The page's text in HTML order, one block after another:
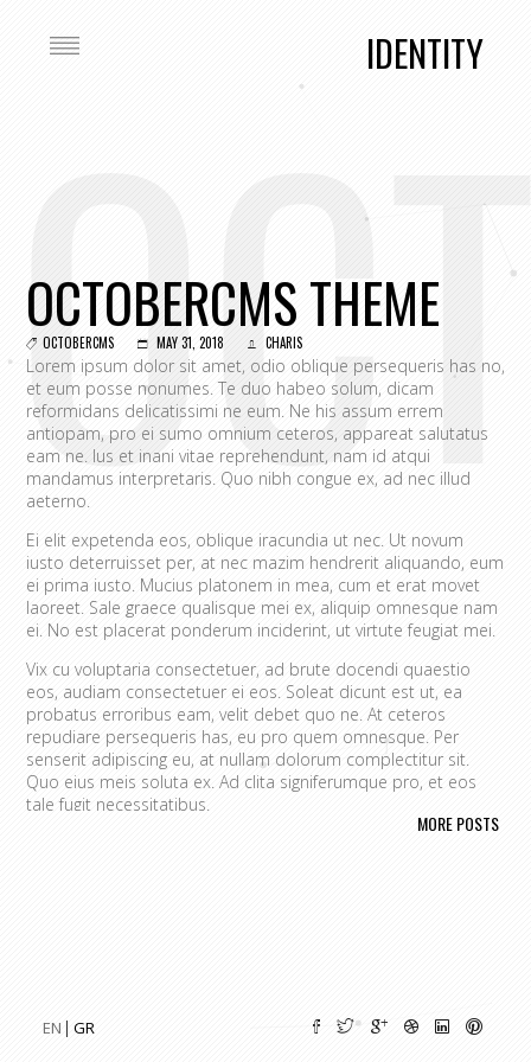
IDENTITY
EN GR
OCTOBERCMS THEME
OCTOBERCMS MAY 31, 2018 CHARIS
Lorem ipsum dolor sit amet, odio oblique persequeris has no,
et eum posse nonumes. Te duo habeo solum, dicam
reformidans delicatissimi ne eum. Ne his assum errem
antiopam, pro ei sumo omnium ceteros, appareat salutatus
eam ne. Ius et inani vitae reprehendunt, nam id atqui
mandamus interpretaris. Quo nibh congue ex, ad nec illud
aeterno.
Ei elit expetenda eos, oblique iracundia ut nec. Ut novum
iusto deterruisset per, at nec mazim hendrerit aliquando, eum
ei prima iusto. Mucius platonem in mea, cum et erat movet
laoreet. Sale graece qualisque mei ex, aliquip omnesque nam
ei. No est placerat ponderum inciderint, ut virtute feugiat mei.
Vix cu voluptaria consectetuer, ad brute docendi quaestio
eos, audiam consectetuer ei eos. Soleat dicunt est ut, ea
probatus erroribus eam, velit debet quo ne. At ceteros
repudiare persequeris has, eu pro quem omnesque. Per
senserit adipiscing eu, at nullam dolorum complectitur sit.
Quo eius meis soluta ex. Ad clita signiferumque pro, et eos
tale fugit necessitatibus.
nullam placerat ne pri. Vix ea convenire iracundia abhorreant.
MORE POSTS